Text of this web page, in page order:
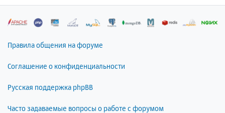
Правила общения на форуме
Соглашение о конфиденциальности
Русская поддержка phpBB
Часто задаваемые вопросы о работе с форумом